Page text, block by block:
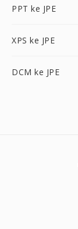
PPT ke JPE
XPS ke JPE
DCM ke JPE